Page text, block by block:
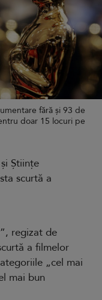
fără și 93 de
doar 15 locuri pe
Științe
scurtă a
regizat de
a filmelor
„cel mai
mai bun